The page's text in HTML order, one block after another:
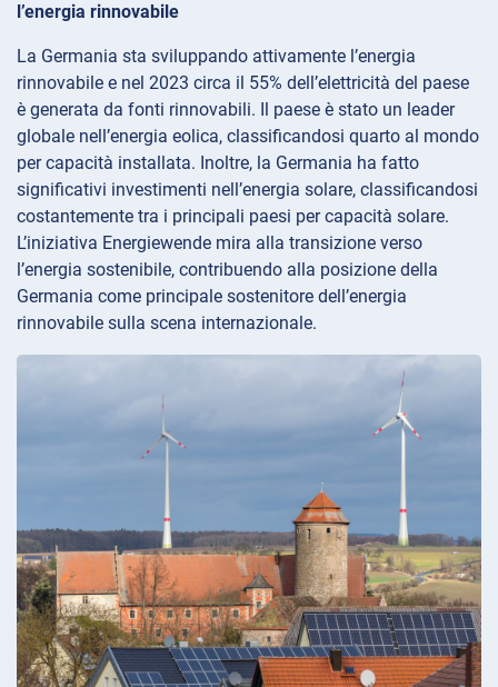
l’energia rinnovabile
La Germania sta sviluppando attivamente l’energia
rinnovabile e nel 2023 circa il 55% dell’elettricità del paese
è generata da fonti rinnovabili. Il paese è stato un leader
globale nell’energia eolica, classificandosi quarto al mondo
per capacità installata. Inoltre, la Germania ha fatto
significativi investimenti nell’energia solare, classificandosi
costantemente tra i principali paesi per capacità solare.
L’iniziativa Energiewende mira alla transizione verso
l’energia sostenibile, contribuendo alla posizione della
Germania come principale sostenitore dell’energia
rinnovabile sulla scena internazionale.